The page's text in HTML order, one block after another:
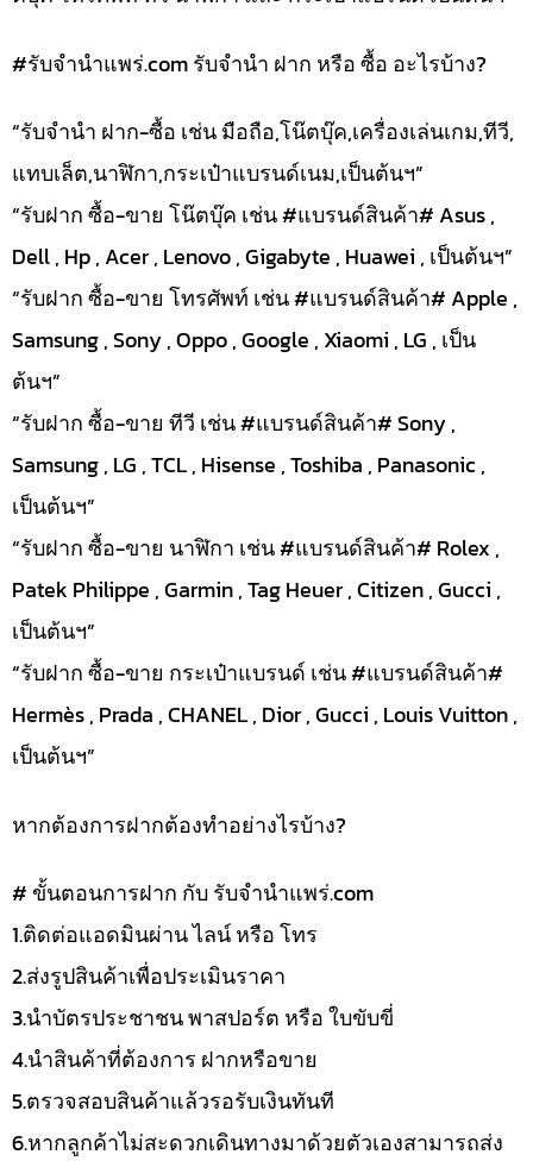
#รับจํานําแพร่.com รับจำนำ ฝาก หรือ ซื้อ อะไรบ้าง?
“รับจำนำ ฝาก-ซื้อ เช่น มือถือ,โน๊ตบุ๊ค,เครื่องเล่นเกม,ทีวี,
แทบเล็ต,นาฬิกา,กระเป๋าแบรนด์เนม,เป็นต้นฯ”
“รับฝาก ซื้อ-ขาย โน๊ตบุ๊ค เช่น #แบรนด์สินค้า# Asus ,
Dell , Hp , Acer , Lenovo , Gigabyte , Huawei , เป็นต้นฯ”
“รับฝาก ซื้อ-ขาย โทรศัพท์ เช่น #แบรนด์สินค้า# Apple ,
Samsung , Sony , Oppo , Google , Xiaomi , LG , เป็น
ต้นฯ”
“รับฝาก ซื้อ-ขาย ทีวี เช่น #แบรนด์สินค้า# Sony ,
Samsung , LG , TCL , Hisense , Toshiba , Panasonic ,
เป็นต้นฯ”
“รับฝาก ซื้อ-ขาย นาฬิกา เช่น #แบรนด์สินค้า# Rolex ,
Patek Philippe , Garmin , Tag Heuer , Citizen , Gucci ,
เป็นต้นฯ”
“รับฝาก ซื้อ-ขาย กระเป๋าแบรนด์ เช่น #แบรนด์สินค้า#
Hermès , Prada , CHANEL , Dior , Gucci , Louis Vuitton ,
เป็นต้นฯ”
หากต้องการฝากต้องทำอย่างไรบ้าง?
# ขั้นตอนการฝาก กับ รับจำนำแพร่.com
1.ติดต่อแอดมินผ่าน ไลน์ หรือ โทร
2.ส่งรูปสินค้าเพื่อประเมินราคา
3.นำบัตรประชาชน พาสปอร์ต หรือ ใบขับขี่
4.นำสินค้าที่ต้องการ ฝากหรือขาย
5.ตรวจสอบสินค้าแล้วรอรับเงินทันที
6.หากลูกค้าไม่สะดวกเดินทางมาด้วยตัวเองสามารถส่ง